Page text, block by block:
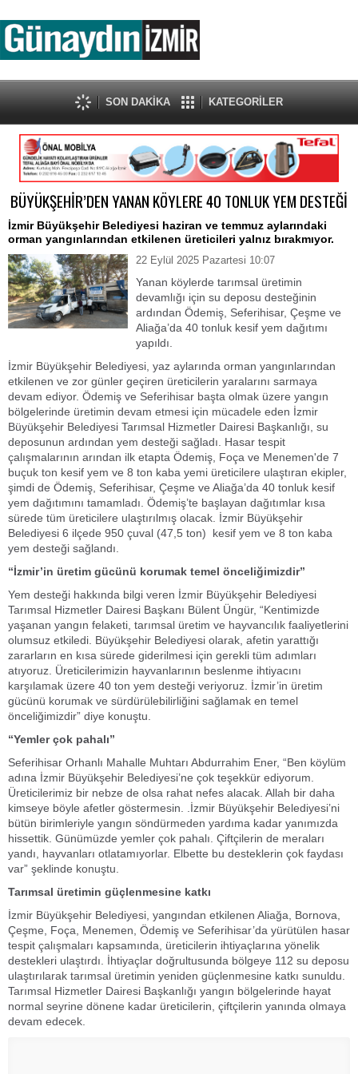
SON DAKİKA KATEGORİLER
BÜYÜKŞEHİR’DEN YANAN KÖYLERE 40 TONLUK YEM DESTEĞİ
İzmir Büyükşehir Belediyesi haziran ve temmuz aylarındaki
orman yangınlarından etkilenen üreticileri yalnız bırakmıyor.
22 Eylül 2025 Pazartesi 10:07
Yanan köylerde tarımsal üretimin
devamlığı için su deposu desteğinin
ardından Ödemiş, Seferihisar, Çeşme ve
Aliağa’da 40 tonluk kesif yem dağıtımı
yapıldı.
İzmir Büyükşehir Belediyesi, yaz aylarında orman yangınlarından
etkilenen ve zor günler geçiren üreticilerin yaralarını sarmaya
devam ediyor. Ödemiş ve Seferihisar başta olmak üzere yangın
bölgelerinde üretimin devam etmesi için mücadele eden İzmir
Büyükşehir Belediyesi Tarımsal Hizmetler Dairesi Başkanlığı, su
deposunun ardından yem desteği sağladı. Hasar tespit
çalışmalarının arından ilk etapta Ödemiş, Foça ve Menemen'de 7
buçuk ton kesif yem ve 8 ton kaba yemi üreticilere ulaştıran ekipler,
şimdi de Ödemiş, Seferihisar, Çeşme ve Aliağa’da 40 tonluk kesif
yem dağıtımını tamamladı. Ödemiş’te başlayan dağıtımlar kısa
sürede tüm üreticilere ulaştırılmış olacak. İzmir Büyükşehir
Belediyesi 6 ilçede 950 çuval (47,5 ton) kesif yem ve 8 ton kaba
yem desteği sağlandı.
“İzmir’in üretim gücünü korumak temel önceliğimizdir”
Yem desteği hakkında bilgi veren İzmir Büyükşehir Belediyesi
Tarımsal Hizmetler Dairesi Başkanı Bülent Üngür, “Kentimizde
yaşanan yangın felaketi, tarımsal üretim ve hayvancılık faaliyetlerini
olumsuz etkiledi. Büyükşehir Belediyesi olarak, afetin yarattığı
zararların en kısa sürede giderilmesi için gerekli tüm adımları
atıyoruz. Üreticilerimizin hayvanlarının beslenme ihtiyacını
karşılamak üzere 40 ton yem desteği veriyoruz. İzmir’in üretim
gücünü korumak ve sürdürülebilirliğini sağlamak en temel
önceliğimizdir” diye konuştu.
“Yemler çok pahalı”
Seferihisar Orhanlı Mahalle Muhtarı Abdurrahim Ener, “Ben köylüm
adına İzmir Büyükşehir Belediyesi’ne çok teşekkür ediyorum.
Üreticilerimiz bir nebze de olsa rahat nefes alacak. Allah bir daha
kimseye böyle afetler göstermesin. .İzmir Büyükşehir Belediyesi’ni
bütün birimleriyle yangın söndürmeden yardıma kadar yanımızda
hissettik. Günümüzde yemler çok pahalı. Çiftçilerin de meraları
yandı, hayvanları otlatamıyorlar. Elbette bu desteklerin çok faydası
var” şeklinde konuştu.
Tarımsal üretimin güçlenmesine katkı
İzmir Büyükşehir Belediyesi, yangından etkilenen Aliağa, Bornova,
Çeşme, Foça, Menemen, Ödemiş ve Seferihisar’da yürütülen hasar
tespit çalışmaları kapsamında, üreticilerin ihtiyaçlarına yönelik
destekleri ulaştırdı. İhtiyaçlar doğrultusunda bölgeye 112 su deposu
ulaştırılarak tarımsal üretimin yeniden güçlenmesine katkı sunuldu.
Tarımsal Hizmetler Dairesi Başkanlığı yangın bölgelerinde hayat
normal seyrine dönene kadar üreticilerin, çiftçilerin yanında olmaya
devam edecek.